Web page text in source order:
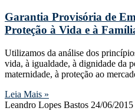
Garantia Provisória de
Proteção à Vida e à
Utilizamos da análise dos
vida, à igualdade, à dignidade da
maternidade, à proteção ao
Leia Mais »
Leandro Lopes Bastos 24/06/2015